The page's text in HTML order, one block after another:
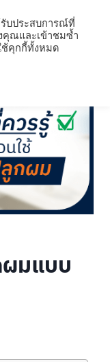
ผมแบบ
รับประสบการณ์ที่
คุณและเข้าชมซ้ำ
ช้คุกกี้ทั้งหมด